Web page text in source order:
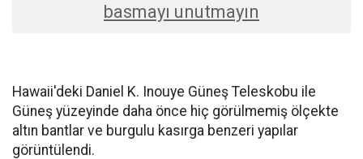
basmayı unutmayın
Hawaii'deki Daniel K. Inouye Güneş Teleskobu ile
Güneş yüzeyinde daha önce hiç görülmemiş ölçekte
altın bantlar ve burgulu kasırga benzeri yapılar
görüntülendi.